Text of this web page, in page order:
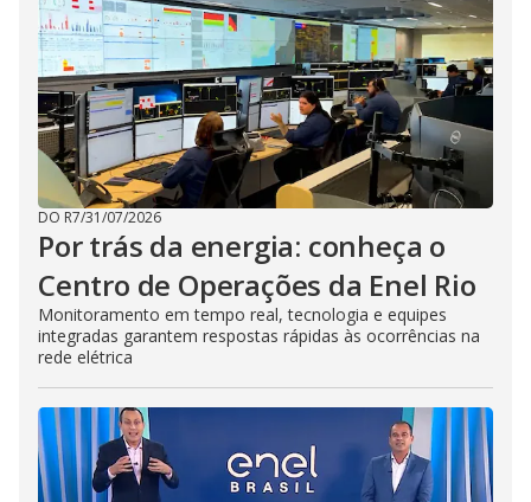
DO R7/31/07/2026
Por trás da energia: conheça o
Centro de Operações da Enel Rio
Monitoramento em tempo real, tecnologia e equipes
integradas garantem respostas rápidas às ocorrências na
rede elétrica